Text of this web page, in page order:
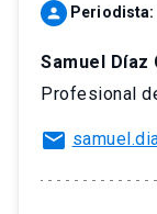
person Periodista:
Samuel Díaz
Profesional
mail